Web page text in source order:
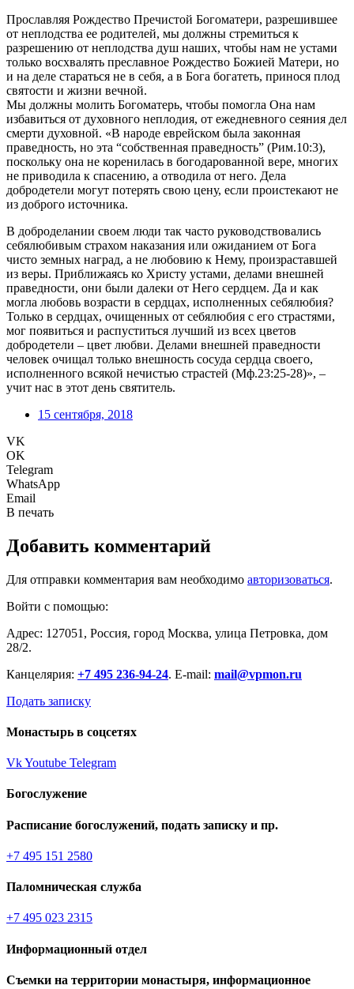
Прославляя Рождество Пречистой Богоматери, разрешившее
от неплодства ее родителей, мы должны стремиться к
разрешению от неплодства душ наших, чтобы нам не устами
только восхвалять преславное Рождество Божией Матери, но
и на деле стараться не в себя, а в Бога богатеть, принося плод
святости и жизни вечной.
Мы должны молить Богоматерь, чтобы помогла Она нам
избавиться от духовного неплодия, от ежедневного сеяния дел
смерти духовной. «В народе еврейском была законная
праведность, но эта “собственная праведность” (Рим.10:3),
поскольку она не коренилась в богодарованной вере, многих
не приводила к спасению, а отводила от него. Дела
добродетели могут потерять свою цену, если проистекают не
из доброго источника.
В доброделании своем люди так часто руководствовались
себялюбивым страхом наказания или ожиданием от Бога
чисто земных наград, а не любовию к Нему, произраставшей
из веры. Приближаясь ко Христу устами, делами внешней
праведности, они были далеки от Него сердцем. Да и как
могла любовь возрасти в сердцах, исполненных себялюбия?
Только в сердцах, очищенных от себялюбия с его страстями,
мог появиться и распуститься лучший из всех цветов
добродетели – цвет любви. Делами внешней праведности
человек очищал только внешность сосуда сердца своего,
исполненного всякой нечистью страстей (Мф.23:25-28)», –
учит нас в этот день святитель.
15 сентября, 2018
VK
OK
Telegram
WhatsApp
Email
В печать
Добавить комментарий
Для отправки комментария вам необходимо авторизоваться.
Войти с помощью:
Адрес: 127051, Россия, город Москва, улица Петровка, дом
28/2.
Канцелярия: +7 495 236-94-24. E-mail: mail@vpmon.ru
Подать записку
Монастырь в соцсетях
VkYoutube Telegram
Богослужение
Расписание богослужений, подать записку и пр.
+7 495 151 2580
Паломническая служба
+7 495 023 2315
Информационный отдел
Съемки на территории монастыря, информационное